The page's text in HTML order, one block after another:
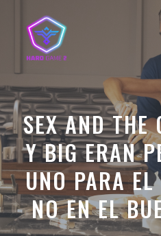
contenido
SEX AND THE
Y BIG ERAN
UNO PARA
NO EN EL